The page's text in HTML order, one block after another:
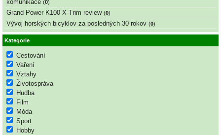
komunikace (0)
Grand Power K100 X-Trim review (0)
Vývoj horských bicyklov za posledných 30 rokov (0)
Kategorie
Cestování
Vaření
Vztahy
Životospráva
Hudba
Film
Móda
Sport
Hobby